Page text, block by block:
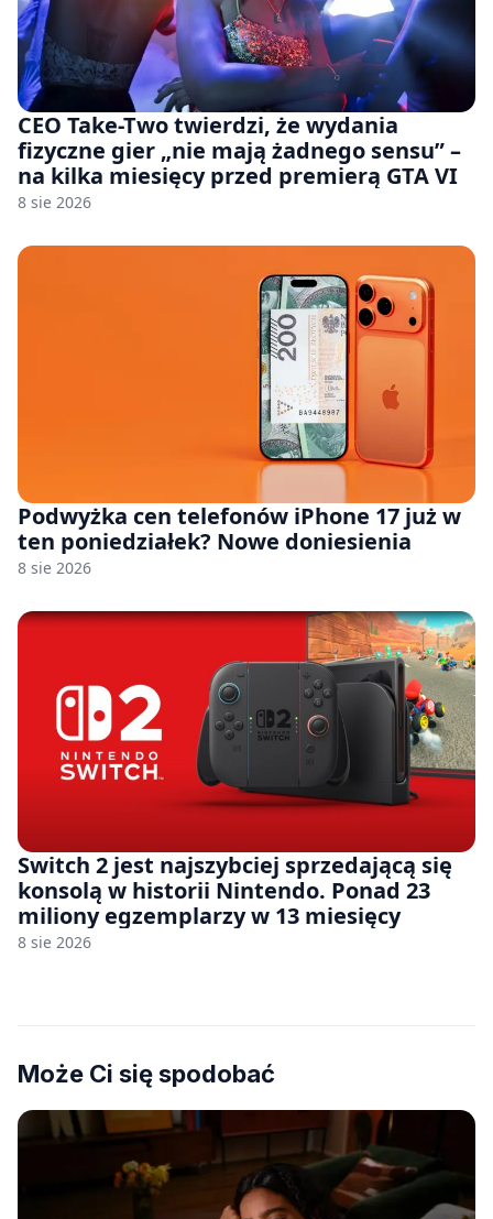
CEO Take-Two twierdzi, że wydania
fizyczne gier „nie mają żadnego sensu” –
na kilka miesięcy przed premierą GTA VI
8 sie 2026
Podwyżka cen telefonów iPhone 17 już w
ten poniedziałek? Nowe doniesienia
8 sie 2026
Switch 2 jest najszybciej sprzedającą się
konsolą w historii Nintendo. Ponad 23
miliony egzemplarzy w 13 miesięcy
8 sie 2026
Może Ci się spodobać